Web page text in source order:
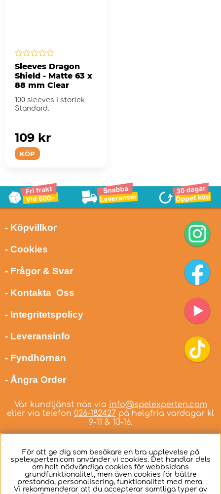
Sleeves Dragon
Shield - Matte 63 x
88 mm Clear
100 sleeves i storlek
Standard.
KÖP
109 kr
- Köpvillkor
- Cookies
- Frågor & Svar
- Kontakta Oss
- Integritetspolicy
- Leveransinfo
- Fyndhörnan
- Ångra Order
Vår kundtjänst nås via info@spelexperten.com
eller via telefon 026-182427 på helgfria vardagar kl
9-11 & 13-16.
Svenska
För att ge dig som besökare en bra upplevelse på
spelexperten.com använder vi cookies. Det handlar dels
om helt nödvändiga cookies för webbsidans
grundfunktionalitet, men även cookies för bättre
prestanda, personalisering, funktionalitet med mera.
Vi rekommenderar att du accepterar samtliga typer av